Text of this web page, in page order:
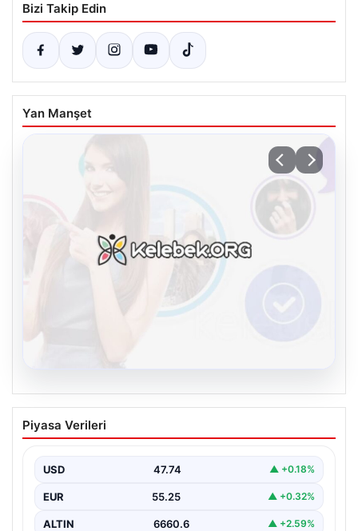
Bizi Takip Edin
Yan Manşet
Kelebek sohbet platformu İle Dijital
İletişimin Güvenli Adresi Ve Chat
İnternet çağında bireylerin seviyeli bir biçimde iletişim
birçok…
Piyasa Verileri
USD 47.74 ▲ +0.18%
EUR 55.25 ▲ +0.32%
ALTIN 6660.6 ▲ +2.59%